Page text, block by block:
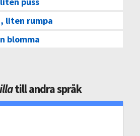
liten rumpa
blomma
till andra språk